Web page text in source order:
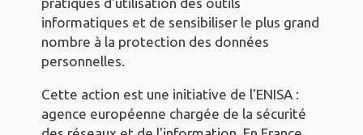
informatiques et de sensibiliser le plus grand
nombre à la protection des données
personnelles.
Cette action est une initiative de l'ENISA :
agence européenne chargée de la sécurité